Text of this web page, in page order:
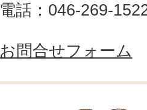
電話：046-269-
お問合せフォーム